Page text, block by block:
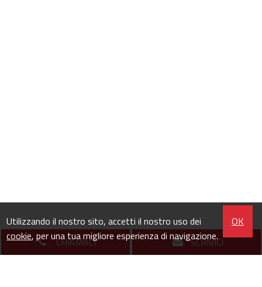
CHIAMACI SCRIVICI
Utilizzando il nostro sito, accetti il nostro uso dei
cookie, per una tua migliore esperienza di navigazione.
OK